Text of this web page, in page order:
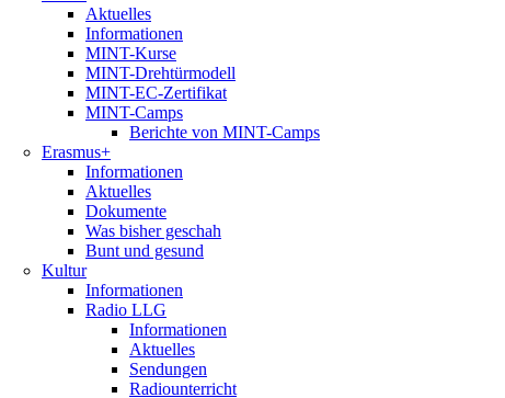
Aktuelles
Informationen
MINT-Kurse
MINT-Drehtürmodell
MINT-EC-Zertifikat
MINT-Camps
Berichte von MINT-Camps
Erasmus+
Informationen
Aktuelles
Dokumente
Was bisher geschah
Bunt und gesund
Kultur
Informationen
Radio LLG
Informationen
Aktuelles
Sendungen
Radiounterricht